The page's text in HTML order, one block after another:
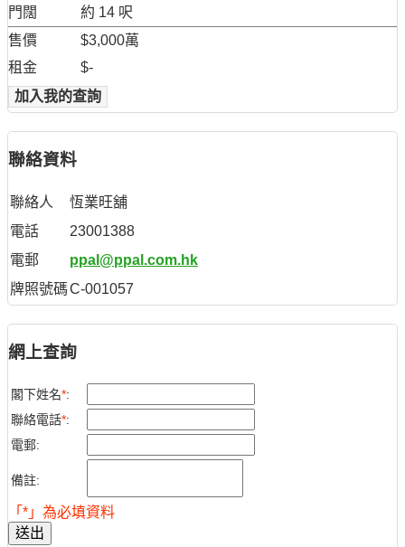
門闊
約 14 呎
售價
$3,000萬
租金
$-
加入我的查詢
聯絡資料
聯絡人
恆業旺舖
電話
23001388
電郵
ppal@ppal.com.hk
牌照號碼C-001057
網上查詢
閣下姓名*:
聯絡電話*:
電郵:
備註:
「*」為必填資料
送出